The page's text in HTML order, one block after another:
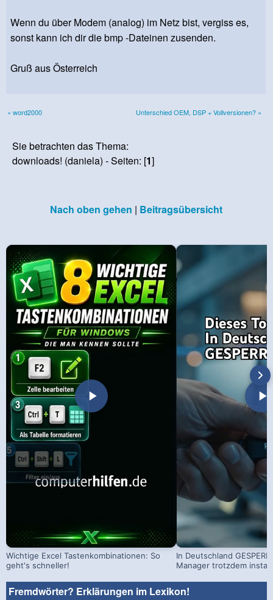
Wenn du über Modem (analog) im Netz bist, vergiss es,
sonst kann ich dir die bmp -Dateinen zusenden.
Gruß aus Österreich
« word2000 Unterschied OEM, DSP + Vollversionen? »
Sie betrachten das Thema:
downloads! (daniela) - Seiten: [1]
Nach oben gehen | Beitragsübersicht
Wichtige Excel Tastenkombinationen: So
geht's schneller!
In Deutschland
Manager trotzdem
Fremdwörter? Erklärungen im Lexikon!